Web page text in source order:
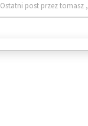
Ostatni post przez tomasz ,